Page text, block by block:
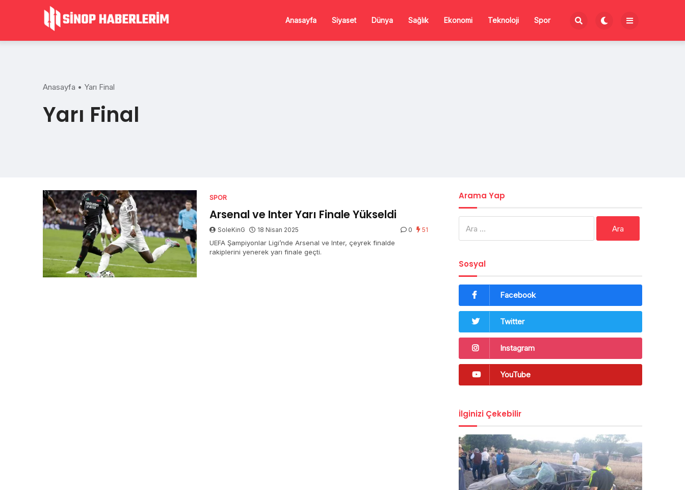
Anasayfa Siyaset Dünya Sağlık Ekonomi Teknoloji Spor
Anasayfa • Yarı Final
Yarı Final
SPOR
Arsenal ve Inter Yarı Finale Yükseldi
SoleKinG 18 Nisan 2025 0 51
UEFA Şampiyonlar Ligi’nde Arsenal ve Inter, çeyrek finalde
rakiplerini yenerek yarı finale geçti.
Arama Yap
Sosyal
Facebook
Twitter
Instagram
YouTube
İlginizi Çekebilir